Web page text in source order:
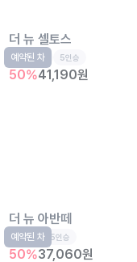
더 뉴 셀토스
소형SUV 5인승
50%41,190원
예약된 차
더 뉴 아반떼
준중형 5인승
50%37,060원
예약된 차